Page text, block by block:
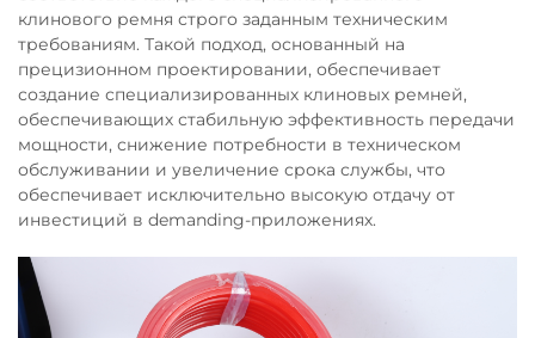
клинового ремня строго заданным техническим
требованиям. Такой подход, основанный на
прецизионном проектировании, обеспечивает
создание специализированных клиновых ремней,
обеспечивающих стабильную эффективность передачи
мощности, снижение потребности в техническом
обслуживании и увеличение срока службы, что
обеспечивает исключительно высокую отдачу от
инвестиций в demanding-приложениях.